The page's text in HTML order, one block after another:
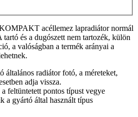
acéllemez lapradiátor normál
és a dugószett nem tartozék, külön
a valóságban a termék arányai a
általános radiátor fotó, a méreteket,
adja vissza.
feltüntetett pontos típust vegye
a gyártó által használt típus